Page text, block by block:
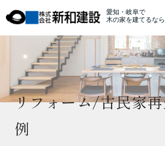
愛知・岐阜で
木の家を建てるなら
リフォーム/古民家
例